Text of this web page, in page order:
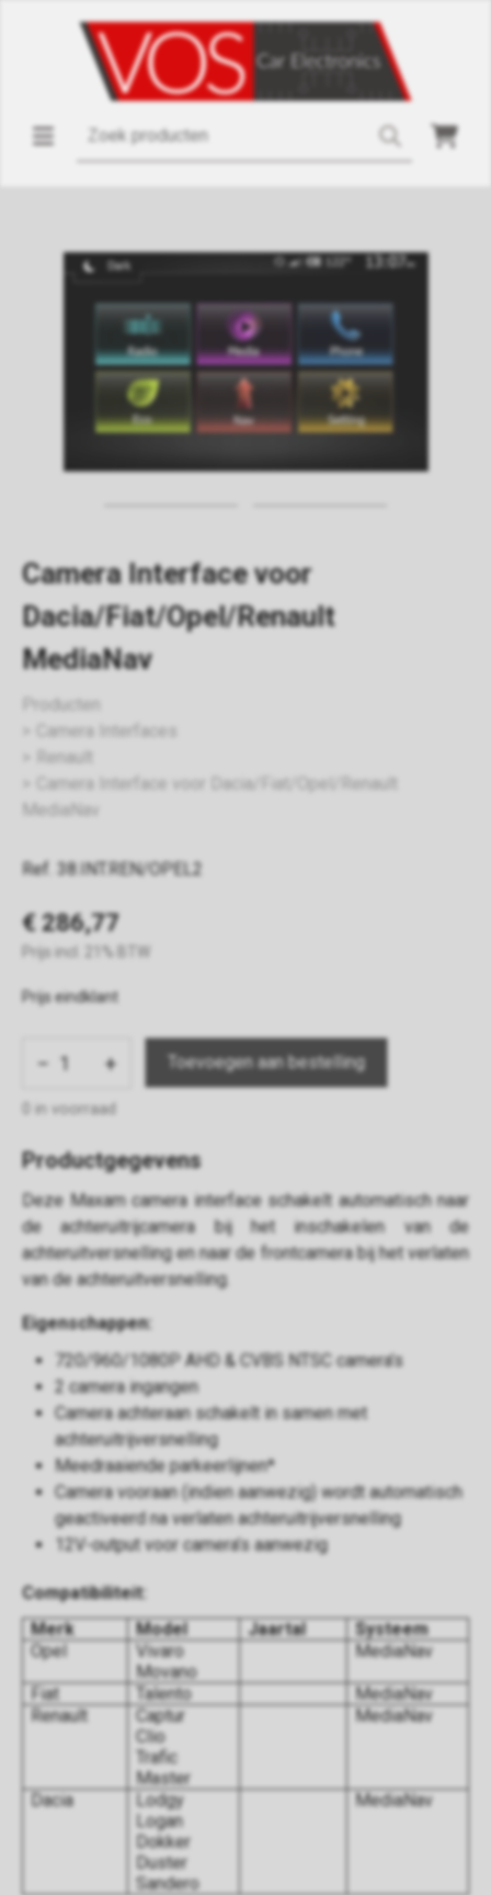
Camera Interface voor
Dacia/Fiat/Opel/Renault
MediaNav
Producten
Camera Interfaces
Renault
Camera Interface voor Dacia/Fiat/Opel/Renault
MediaNav
Ref. 38.INT.REN/OPEL2
€ 286,77
Prijs incl. 21% BTW
Prijs eindklant
− +
0 in voorraad
Productgegevens
Deze Maxam camera interface schakelt automatisch naar
de achteruitrijcamera bij het inschakelen van de
achteruitversnelling en naar de frontcamera bij het verlaten
van de achteruitversnelling.
Eigenschappen:
720/960/1080P AHD & CVBS NTSC camera’s
2 camera ingangen
Camera achteraan schakelt in samen met
achteruitrijversnelling
Meedraaiende parkeerlijnen*
Camera vooraan (indien aanwezig) wordt automatisch
geactiveerd na verlaten achteruitrijversnelling
12V-output voor camera’s aanwezig
Compatibiliteit:
Merk
Model Jaartal
Systeem
Opel
Vivaro
Movano
MediaNav
Fiat Talento
MediaNav
Renault
Captur
Clio
Trafic
Master
MediaNav
Dacia
Lodgy
Logan
Dokker
Duster
Sandero
MediaNav